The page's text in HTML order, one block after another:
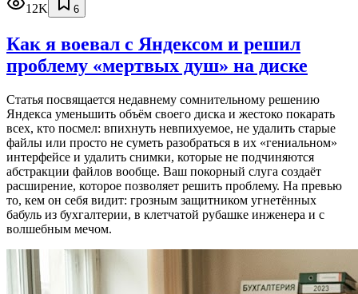
12K
6
Как я воевал с Яндексом и решил
проблему «мертвых душ» на диске
Статья посвящается недавнему сомнительному решению
Яндекса уменьшить объём своего диска и жестоко покарать
всех, кто посмел: впихнуть невпихуемое, не удалить старые
файлы или просто не суметь разобраться в их «гениальном»
интерфейсе и удалить снимки, которые не подчиняются
абстракции файлов вообще. Ваш покорный слуга создаёт
расширение, которое позволяет решить проблему. На превью
то, кем он себя видит: грозным защитником угнетённых
бабуль из бухгалтерии, в клетчатой рубашке инженера и с
волшебным мечом.